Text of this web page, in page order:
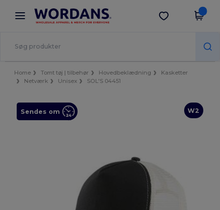
× Wordans-app
Bedre priser i appen!
Hent app
Home Tomt tøj | tilbehør Hovedbeklædning
Kasketter
Netværk
Unisex SOL'S 04451
W2
Sendes om